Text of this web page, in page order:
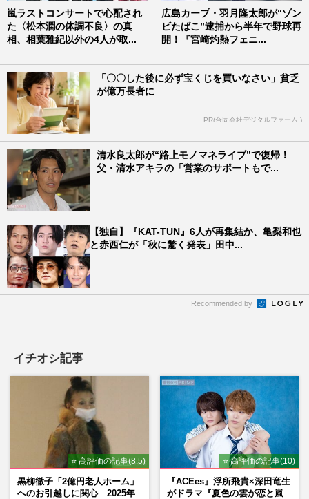
嵐ラストコンサートで心配され
た〈松本潤の体調不良〉の真
相、相葉雅紀以外の4人が取...
広島カープ・羽月隆太郎が“ゾン
ビたばこ”逮捕から半年で野球再
開！『宮崎灼熱フェニ...
「〇〇した後に必ず宝くじを買いなさい」貧乏
が億万長者に
PR(合同会社デジタルファーム )
清水良太郎が“路上モノマネライブ”で復帰！
父・清水アキラの「営業のサポートもで...
【独自】『KAT-TUN』6人が再集結か、亀梨和也
と赤西仁が「秋に驚く発表」田中...
Recommended by
イチオシ記事
⭐ 高評価の記事(8.5)
黒柳徹子「2億円老人ホーム」
へのお引越しに関心 2025年
⭐ 高評価の記事(10)
『ACEes』浮所飛貴×深田竜生
がドラマ『夏色の雲が恋と嵐